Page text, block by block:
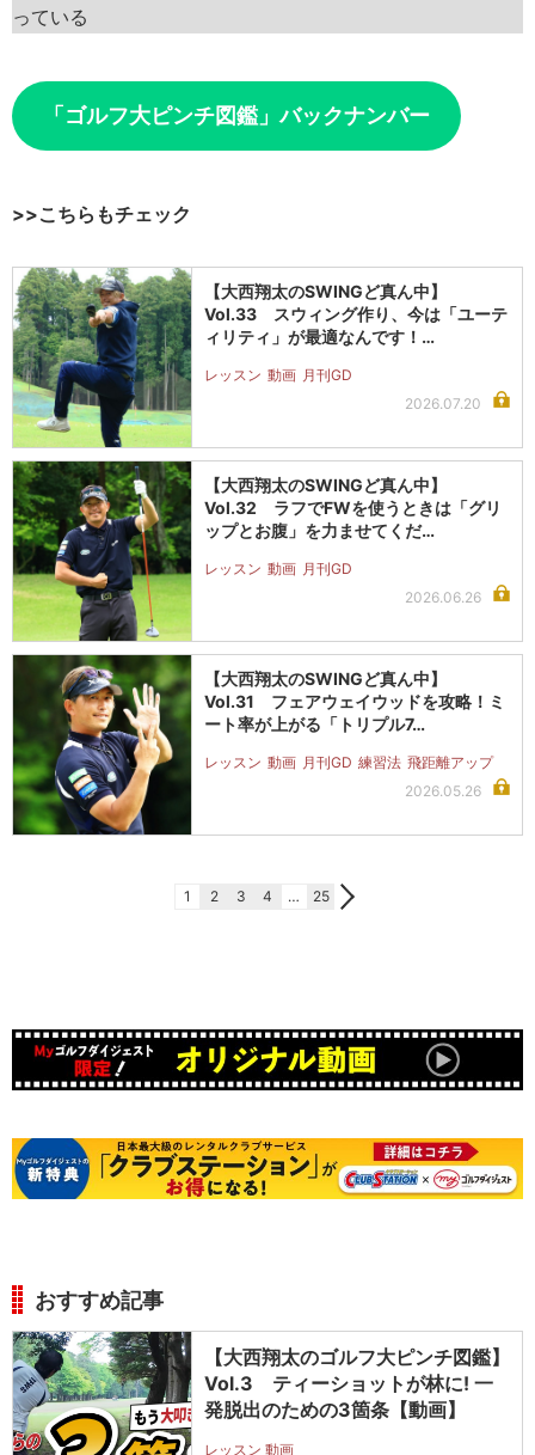
っている
「ゴルフ大ピンチ図鑑」バックナンバー
>>こちらもチェック
【大西翔太のSWINGど真ん中】
Vol.33 スウィング作り、今は「ユーテ
ィリティ」が最適なんです！…
レッスン 動画 月刊GD
2026.07.20
【大西翔太のSWINGど真ん中】
Vol.32 ラフでFWを使うときは「グリ
ップとお腹」を力ませてくだ…
レッスン 動画 月刊GD
2026.06.26
【大西翔太のSWINGど真ん中】
Vol.31 フェアウェイウッドを攻略！ミ
ート率が上がる「トリプル7…
レッスン 動画 月刊GD 練習法 飛距離アップ
2026.05.26
1 2 3 4 … 25
おすすめ記事
【大西翔太のゴルフ大ピンチ図鑑】
Vol.3 ティーショットが林に! 一
発脱出のための3箇条【動画】
レッスン 動画